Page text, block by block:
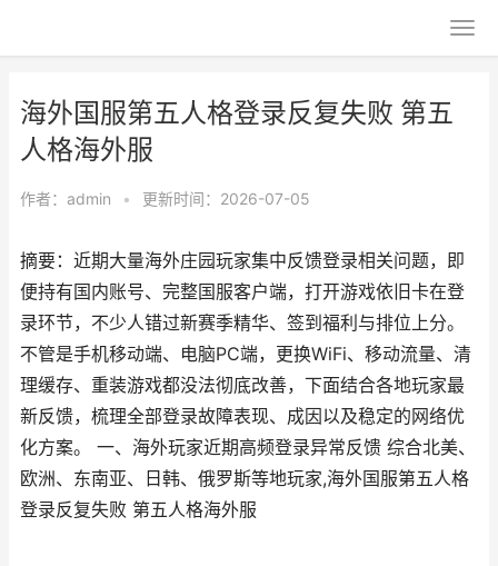
海外国服第五人格登录反复失败 第五
人格海外服
作者： admin • 更新时间：2026-07-05
摘要：近期大量海外庄园玩家集中反馈登录相关问题，即
便持有国内账号、完整国服客户端，打开游戏依旧卡在登
录环节，不少人错过新赛季精华、签到福利与排位上分。
不管是手机移动端、电脑PC端，更换WiFi、移动流量、清
理缓存、重装游戏都没法彻底改善，下面结合各地玩家最
新反馈，梳理全部登录故障表现、成因以及稳定的网络优
化方案。 一、海外玩家近期高频登录异常反馈 综合北美、
欧洲、东南亚、日韩、俄罗斯等地玩家,海外国服第五人格
登录反复失败 第五人格海外服